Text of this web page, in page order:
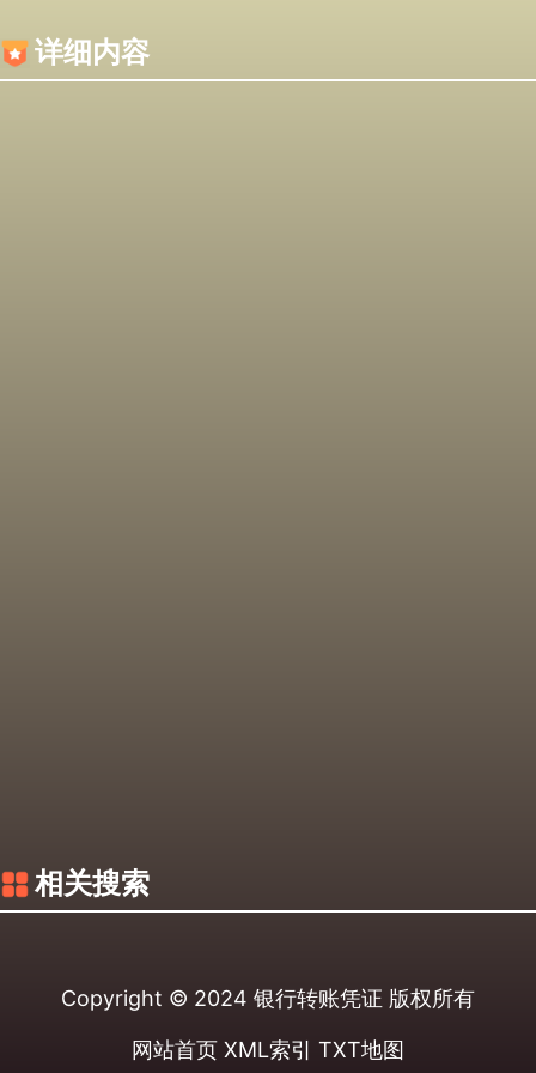
详细内容
相关搜索
Copyright © 2024 银行转账凭证 版权所有
网站首页 XML索引 TXT地图